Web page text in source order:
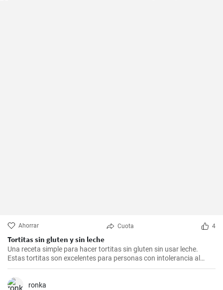
Ahorrar Cuota 4
Tortitas sin gluten y sin leche
Una receta simple para hacer tortitas sin gluten sin usar leche.
Estas tortitas son excelentes para personas con intolerancia al
gluten o la lactosa.
ronka